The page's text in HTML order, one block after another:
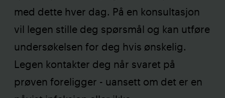
med dette hver dag. På en konsultasjon
vil legen stille deg spørsmål og kan utføre
undersøkelsen for deg hvis ønskelig.
Legen kontakter deg når svaret på
prøven foreligger - uansett om det er en